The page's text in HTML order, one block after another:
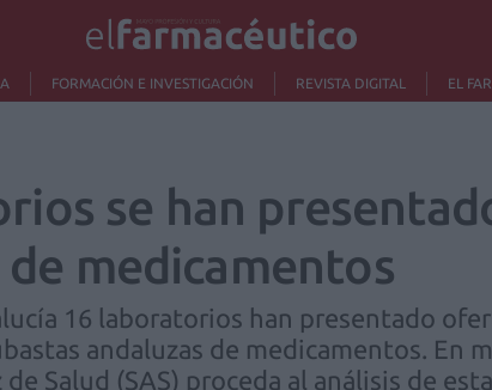
FORMACIÓN E INVESTIGACIÓN REVISTA DIGITAL EL
se han
medicamentos
16 laboratorios han presentado
andaluzas de medicamentos. En
Salud (SAS) proceda al análisis de